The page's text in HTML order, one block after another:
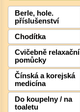
Berle, hole.
příslušenství
Chodítka
Cvičebně relaxační
pomůcky
Čínská a korejská
medicína
Do koupelny / na
toaletu